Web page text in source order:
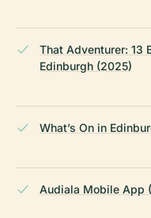
That Adventurer: 13
Edinburgh (2025)
What’s On in
Audiala Mobile App